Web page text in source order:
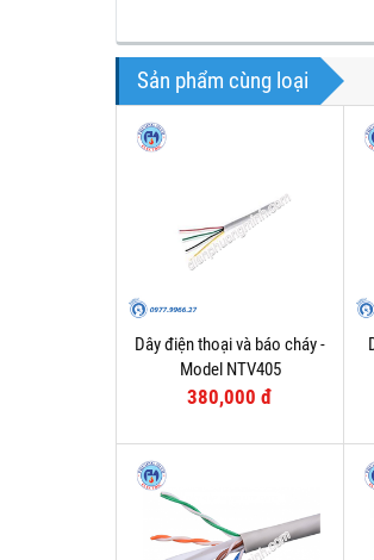
Sản phẩm cùng loại
Dây điện thoại và báo cháy -
Model NTV405
380,000 đ